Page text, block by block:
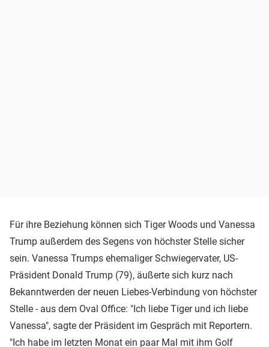
Für ihre Beziehung können sich Tiger Woods und Vanessa
Trump außerdem des Segens von höchster Stelle sicher
sein. Vanessa Trumps ehemaliger Schwiegervater, US-
Präsident Donald Trump (79), äußerte sich kurz nach
Bekanntwerden der neuen Liebes-Verbindung von höchster
Stelle - aus dem Oval Office: "Ich liebe Tiger und ich liebe
Vanessa", sagte der Präsident im Gespräch mit Reportern.
"Ich habe im letzten Monat ein paar Mal mit ihm Golf